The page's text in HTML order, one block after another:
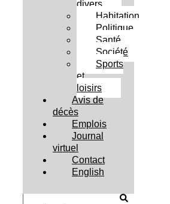
divers
Habitation
Politique
Santé
Société
Sports
et
loisirs
Avis de
décès
Emplois
Journal
virtuel
Contact
English